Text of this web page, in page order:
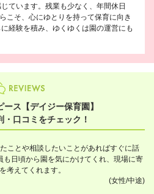
ています。残業も少なく、年間休日
こそ、心にゆとりを持って保育に向き
経験を積み、ゆくゆくは園の運営にも
ス【デイジー保育園】
・口コミをチェック！
ことや相談したいことがあればすぐに話
日頃から園を気にかけてくれ、現場に寄
考えてくれます。
(女性/中途)